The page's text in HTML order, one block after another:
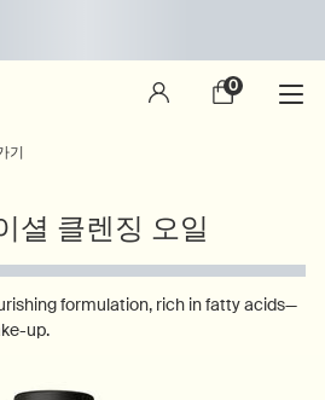
장
0
0 제품
기
셜 클렌징 오일
formulation, rich in fatty acids—
up.